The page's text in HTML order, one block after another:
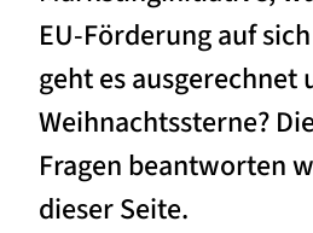
EU-Förderung auf
geht es ausgerechnet
Weihnachtssterne?
Fragen beantworten
dieser Seite.